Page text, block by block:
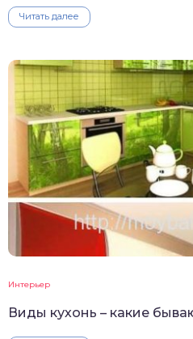
Читать далее
Интерьер
Виды кухонь – какие